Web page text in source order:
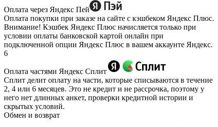
Оплата через Яндекс Пей
Оплата покупки при заказе на сайте с кэшбеком Яндекс Плюс.
Внимание! Кэшбек Яндекс Плюс начисляется только при
условии оплаты банковской картой онлайн при
подключенной опции Яндекс Плюс в вашем аккаунте Яндекс.
6
Оплата частями Яндекс Сплит
Сплит делит оплату на части, которые списываются в течение
2, 4 или 6 месяцев. Это не кредит и не рассрочка, поэтому у
него нет длинных анкет, проверки кредитной истории и
скрытых условий.
Обмен и возврат